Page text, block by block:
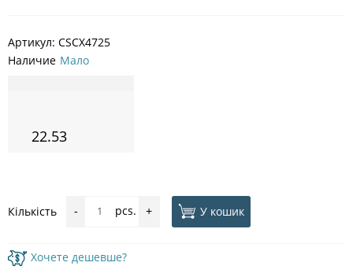
Артикул: CSCX4725
Наличие Мало
22.53
Кількість - pcs. + У кошик
Хочете дешевше?